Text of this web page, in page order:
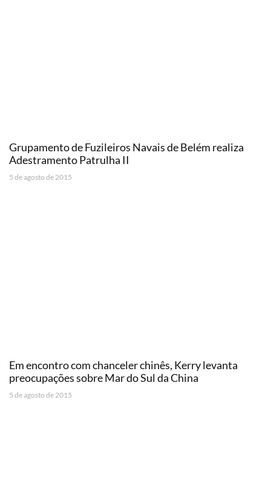
Grupamento de Fuzileiros Navais de Belém realiza
Adestramento Patrulha II
5 de agosto de 2015
Em encontro com chanceler chinês, Kerry levanta
preocupações sobre Mar do Sul da China
5 de agosto de 2015